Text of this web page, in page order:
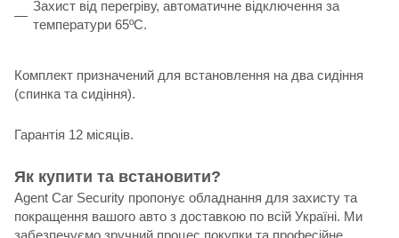
Захист від перегріву, автоматичне відключення за
температури 65ºС.
Комплект призначений для встановлення на два сидіння
(спинка та сидіння).
Гарантія 12 місяців.
Як купити та встановити?
Agent Car Security пропонує обладнання для захисту та
покращення вашого авто з доставкою по всій Україні. Ми
забезпечуємо зручний процес покупки та професійне